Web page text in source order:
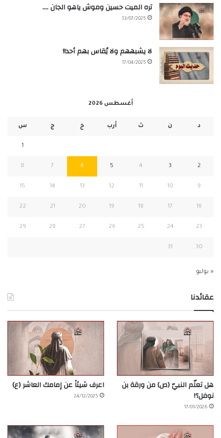
تره الميت حسين وموش ياهو الجان ….
13/07/2025
لا يشبههم ولا يُقاس بهم أحد!!
17/04/2025
أغسطس 2026
د ن ث أرب خ ج س
1
2
3
4
5
6
7
8
9
10
11
12
13
14
15
16
17
18
19
20
21
22
23
24
25
26
27
28
29
30
31
« يوليو
عقائدنا
هل تعلّم النبيّ (ص) من ورقة بن
نوفل؟!
17/01/2026
اعرف شيئاً عن إمامك العاشر (ع)
24/12/2025